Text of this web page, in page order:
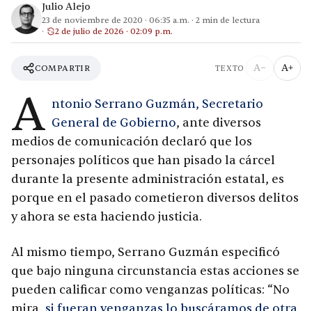
Julio Alejo
23 de noviembre de 2020 · 06:35 a.m. · 2 min de lectura
2 de julio de 2026 · 02:09 p.m.
COMPARTIR TEXTO A− A+
A ntonio Serrano Guzmán, Secretario
General de Gobierno, ante diversos
medios de comunicación declaró que los
personajes políticos que han pisado la cárcel
durante la presente administración estatal, es
porque en el pasado cometieron diversos delitos
y ahora se esta haciendo justicia.
Al mismo tiempo, Serrano Guzmán especificó
que bajo ninguna circunstancia estas acciones se
pueden calificar como venganzas políticas: “No